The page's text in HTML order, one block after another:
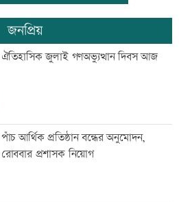
বিদেশ পালানোর সময় বড় সাজ্জাদের ভাই
আটক
বাবাকে শেষ বিদায় জানাতে রোজারিওতে
মেসি
জনপ্রিয়
ঐতিহাসিক জুলাই গণঅভ্যুত্থান দিবস আজ
পাঁচ আর্থিক প্রতিষ্ঠান বন্ধের অনুমোদন,
রোববার প্রশাসক নিয়োগ